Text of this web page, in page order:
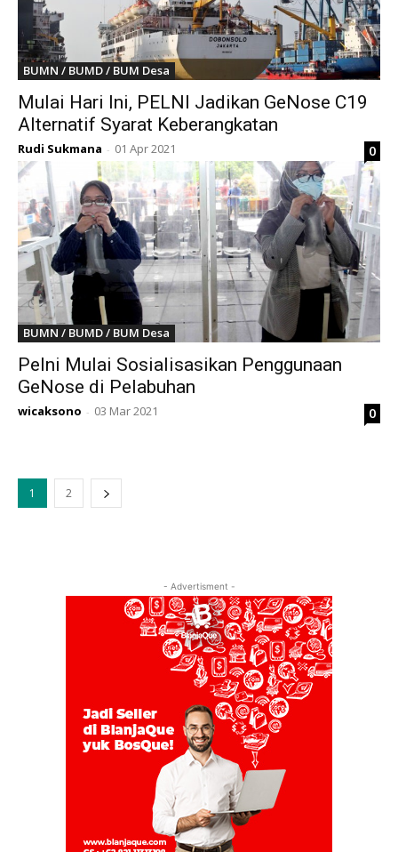
BUMN / BUMD / BUM Desa
Mulai Hari Ini, PELNI Jadikan GeNose C19
Alternatif Syarat Keberangkatan
Rudi Sukmana - 01 Apr 2021 0
BUMN / BUMD / BUM Desa
Pelni Mulai Sosialisasikan Penggunaan
GeNose di Pelabuhan
wicaksono - 03 Mar 2021 0
1 2
- Advertisment -